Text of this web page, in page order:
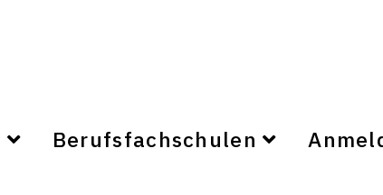
Berufsfachschulen